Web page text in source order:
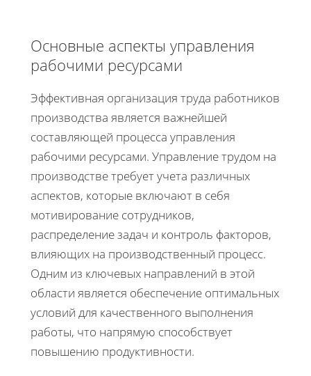
Основные аспекты управления
рабочими ресурсами
Эффективная организация труда работников
производства является важнейшей
составляющей процесса управления
рабочими ресурсами. Управление трудом на
производстве требует учета различных
аспектов, которые включают в себя
мотивирование сотрудников,
распределение задач и контроль факторов,
влияющих на производственный процесс.
Одним из ключевых направлений в этой
области является обеспечение оптимальных
условий для качественного выполнения
работы, что напрямую способствует
повышению продуктивности.